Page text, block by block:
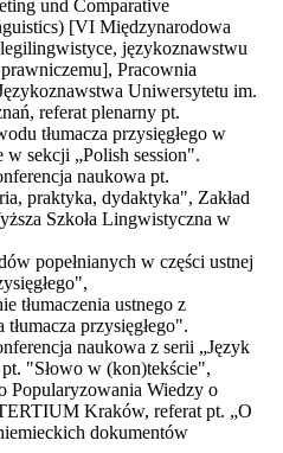
und Comparative
[VI Międzynarodowa
językoznawstwu
Pracownia
Uniwersytetu im.
referat plenarny pt.
tłumacza przysięgłego w
sekcji „Polish session".
naukowa pt.
praktyka, dydaktyka", Zakład
Szkoła Lingwistyczna w
popełnianych w części ustnej
tłumaczenia ustnego z
przysięgłego".
naukowa z serii „Język
"Słowo w (kon)tekście",
Popularyzowania Wiedzy o
Kraków, referat pt. „O
dokumentów